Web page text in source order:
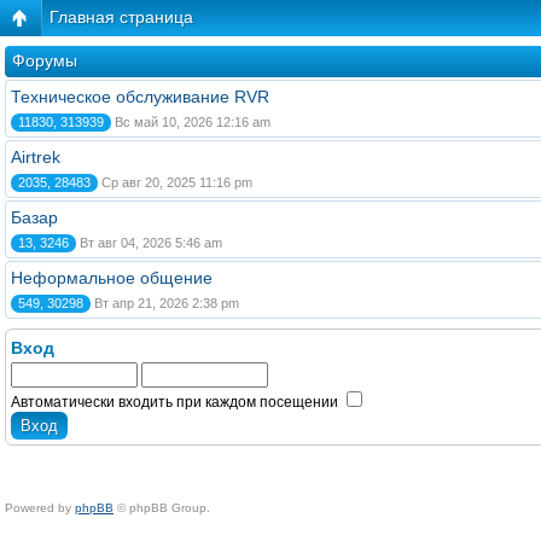
Главная страница
Форумы
Техническое обслуживание RVR
11830, 313939 Вс май 10, 2026 12:16 am
Airtrek
2035, 28483 Ср авг 20, 2025 11:16 pm
Базар
13, 3246 Вт авг 04, 2026 5:46 am
Неформальное общение
549, 30298 Вт апр 21, 2026 2:38 pm
Вход
Автоматически входить при каждом посещении
Powered by phpBB © phpBB Group.